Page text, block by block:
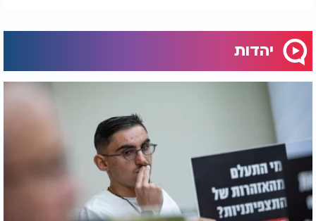
יהדות